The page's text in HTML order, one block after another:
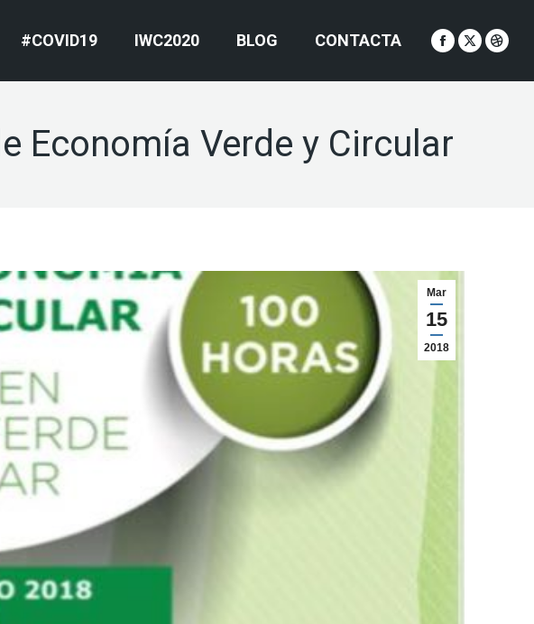
#COVID19 IWC2020 BLOG CONTACTA
Facebook
new
X
Economía Verde y Circular
Mar
15
2018